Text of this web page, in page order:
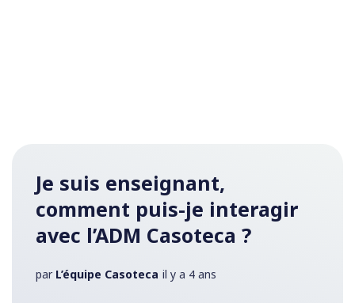
Je suis enseignant,
comment puis-je interagir
avec l’ADM Casoteca ?
par L’équipe Casoteca il y a 4 ans